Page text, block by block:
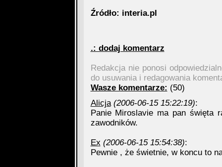
Źródło: interia.pl
.: dodaj komentarz
Redakcja nie ponosi
do usuwania i redagowania
Wasze komentarze: (50)
Alicja (2006-06-15 15:22:19):
Panie Miroslavie ma pan święta
zawodników.
Ex (2006-06-15 15:54:38):
Pewnie , że świetnie, w koncu to